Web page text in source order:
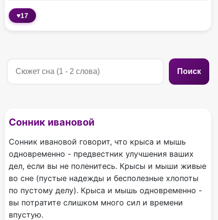
♥17
Поиск
Сонник ивановой
Сонник ивановой говорит, что крыса и мышь
одновременно - предвестник улучшения ваших
дел, если вы не поленитесь. Крысы и мыши живые
во сне (пустые надежды и бесполезные хлопоты
по пустому делу). Крыса и мышь одновременно -
вы потратите слишком много сил и времени
впустую.